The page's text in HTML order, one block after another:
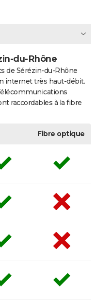
du-Rhône
de Sérézin-du-Rhône
internet très haut-débit.
raccordables à la fibre
Fibre optique